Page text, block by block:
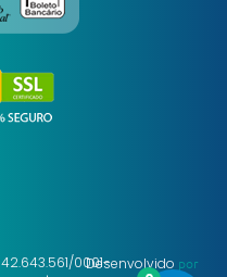
42.643.561/0001-Desenvolvido por